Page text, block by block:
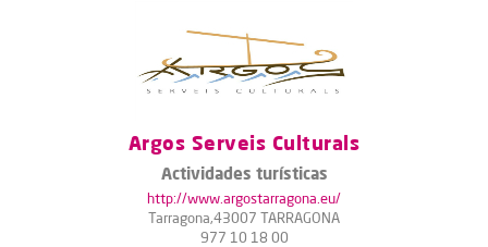
Argos Serveis Culturals
Actividades turísticas
http://www.argostarragona.eu/
Tarragona,43007 TARRAGONA
977 10 18 00